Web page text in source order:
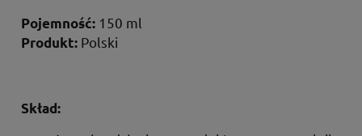
Pojemność: 150 ml
Produkt: Polski
Skład: